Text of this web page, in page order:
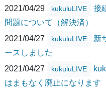
2021/04/29
kukuluLIVE
接
問題について（解決済）
2021/04/27
kukuluLIVE
新
ースしました
2021/04/27
kukuluLIVE
はまもなく廃止になります